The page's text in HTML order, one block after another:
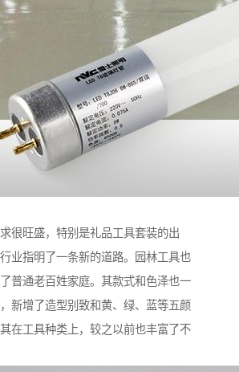
很旺盛，特别是礼品工具套装的出
业指明了一条新的道路。园林工具也
普通老百姓家庭。其款式和色泽也一
新增了造型别致和黄、绿、蓝等五颜
在工具种类上，较之以前也丰富了不